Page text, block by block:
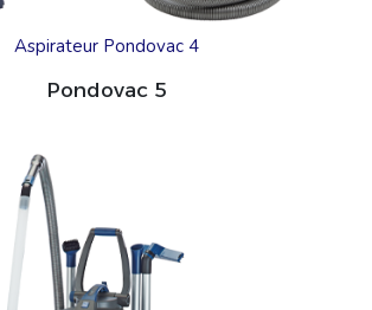
Aspirateur Pondovac 4
Pondovac 5